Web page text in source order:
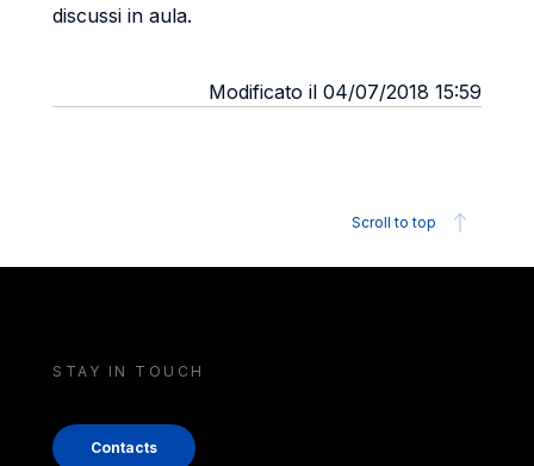
discussi in aula.
Modificato il 04/07/2018 15:59
Scroll to top
STAY IN TOUCH
Contacts